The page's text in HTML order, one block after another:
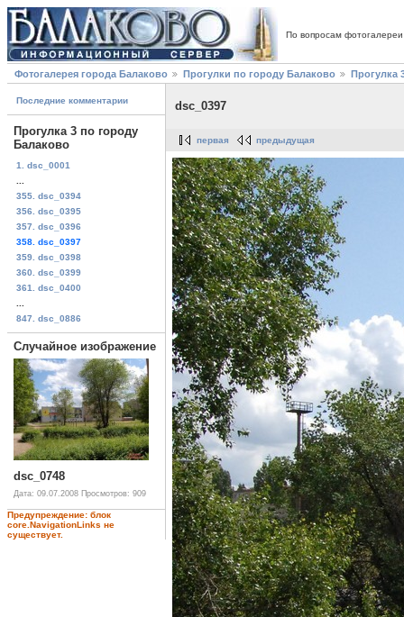
По вопросам
Фотогалерея города Балаково Прогулки по городу Балаково Прогулка
Последние комментарии
Прогулка 3 по городу
Балаково
1. dsc_0001
355. dsc_0394
356. dsc_0395
357. dsc_0396
358. dsc_0397
359. dsc_0398
360. dsc_0399
361. dsc_0400
847. dsc_0886
Случайное изображение
dsc_0748
Дата: 09.07.2008 Просмотров: 909
Предупреждение: блок
core.NavigationLinks не
существует.
dsc_0397
первая предыдущая